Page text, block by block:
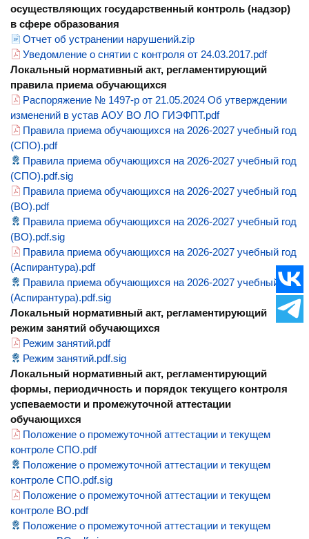
осуществляющих государственный контроль (надзор)
в сфере образования
Отчет об устранении нарушений.zip
Уведомление о снятии с контроля от 24.03.2017.pdf
Локальный нормативный акт, регламентирующий
правила приема обучающихся
Распоряжение № 1497-р от 21.05.2024 Об утверждении
изменений в устав АОУ ВО ЛО ГИЭФПТ.pdf
Правила приема обучающихся на 2026-2027 учебный год
(СПО).pdf
Правила приема обучающихся на 2026-2027 учебный год
(СПО).pdf.sig
Правила приема обучающихся на 2026-2027 учебный год
(ВО).pdf
Правила приема обучающихся на 2026-2027 учебный год
(ВО).pdf.sig
Правила приема обучающихся на 2026-2027 учебный год
(Аспирантура).pdf
Правила приема обучающихся на 2026-2027 учебный год
(Аспирантура).pdf.sig
Локальный нормативный акт, регламентирующий
режим занятий обучающихся
Режим занятий.pdf
Режим занятий.pdf.sig
Локальный нормативный акт, регламентирующий
формы, периодичность и порядок текущего контроля
успеваемости и промежуточной аттестации
обучающихся
Положение о промежуточной аттестации и текущем
контроле СПО.pdf
Положение о промежуточной аттестации и текущем
контроле СПО.pdf.sig
Положение о промежуточной аттестации и текущем
контроле ВО.pdf
Положение о промежуточной аттестации и текущем